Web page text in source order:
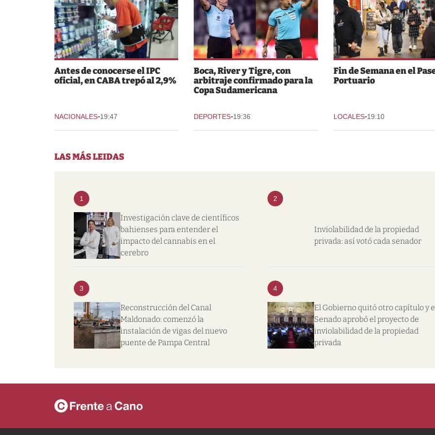
Antes de conocerse el IPC
oficial, en CABA trepó al 2,9%
NACIONALES-19:47
Boca, River y Tigre, con
arbitraje confirmado para la
Copa Sudamericana
DEPORTES-19:36
Fin de Semana en el
Portuario
LOCALES-19:10
LAS MÁS LEIDAS
1
Investigación clave de científicos
bahienses para entender el
impacto del cannabis en el
cerebro
2
Inviolabilidad de la propiedad
privada: así votó cada senador
3
Reconstrucción del Canal
Maldonado: comenzó la
instalación de vigas del nuevo
puente de Pampa Central
4
El Gobierno quitó otro capítulo y
Senado aprobó el proyecto de
inviolabilidad de la propiedad
privada